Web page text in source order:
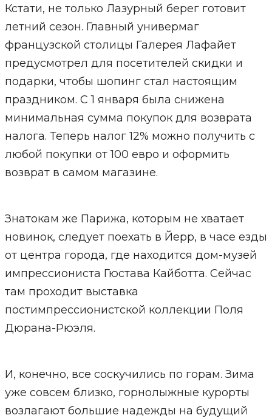
Кстати, не только Лазурный берег готовит
летний сезон. Главный универмаг
французской столицы Галерея Лафайет
предусмотрел для посетителей скидки и
подарки, чтобы шопинг стал настоящим
праздником. С 1 января была снижена
минимальная сумма покупок для возврата
налога. Теперь налог 12% можно получить с
любой покупки от 100 евро и оформить
возврат в самом магазине.
Знатокам же Парижа, которым не хватает
новинок, следует поехать в Йерр, в часе езды
от центра города, где находится дом-музей
импрессиониста Гюстава Кайботта. Сейчас
там проходит выставка
постимпрессионистской коллекции Поля
Дюрана-Рюэля.
И, конечно, все соскучились по горам. Зима
уже совсем близко, горнолыжные курорты
возлагают большие надежды на будущий